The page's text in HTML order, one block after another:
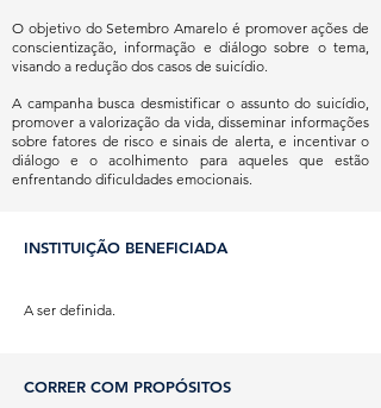
O objetivo do Setembro Amarelo é promover ações de
conscientização, informação e diálogo sobre o tema,
visando a redução dos casos de suicídio.
A campanha busca desmistificar o assunto do suicídio,
promover a valorização da vida, disseminar informações
sobre fatores de risco e sinais de alerta, e incentivar o
diálogo e o acolhimento para aqueles que estão
enfrentando dificuldades emocionais.
INSTITUIÇÃO BENEFICIADA
A ser definida.
CORRER COM PROPÓSITOS